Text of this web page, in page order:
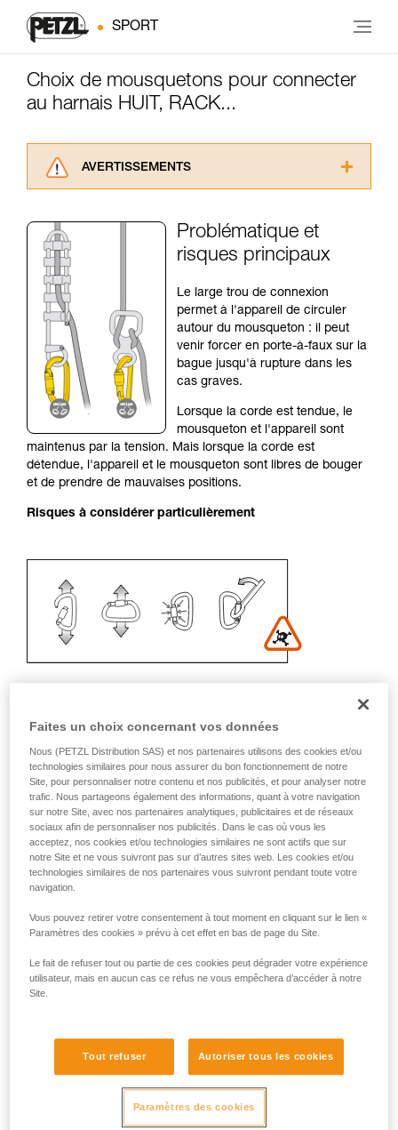
SPORT
Choix de mousquetons pour connecter
au harnais HUIT, RACK...
AVERTISSEMENTS
consulter. Vous devez avoir compris les
informations de la notice technique pour
Maîtriser ces techniques nécessite une
formation et un entraînement spécifique. Validez
avec un professionnel votre capacité à refaire
la manipulation, seul, en toute sécurité, avant
de la reproduire en autonomie.
Nous donnons des exemples de techniques
liées à votre activité. Il peut en exister d’autres
que nous ne décrivons pas ici.
Problématique et
risques principaux
Le large trou de connexion
permet à l'appareil de circuler
autour du mousqueton : il peut
venir forcer en porte-à-faux sur la
bague jusqu'à rupture dans les
cas graves.
Lorsque la corde est tendue, le
mousqueton et l'appareil sont
maintenus par la tension. Mais lorsque la corde est
détendue, l'appareil et le mousqueton sont libres de bouger
et de prendre de mauvaises positions.
Risques à considérer particulièrement
Recommandation de mousqueton et
accessoires
- Utilisez un mousqueton en forme de D.
- Choisissez le type de verrouillage selon votre
préférence.
Faites un choix concernant vos données
Nous (PETZL Distribution SAS) et nos partenaires utilisons des cookies et/ou
technologies similaires pour nous assurer du bon fonctionnement de notre
Site, pour personnaliser notre contenu et nos publicités, et pour analyser notre
trafic. Nous partageons également des informations, quant à votre navigation
sur notre Site, avec nos partenaires analytiques, publicitaires et de réseaux
sociaux afin de personnaliser nos publicités. Dans le cas où vous les
acceptez, nos cookies et/ou technologies similaires ne sont actifs que sur
notre Site et ne vous suivront pas sur d’autres sites web. Les cookies et/ou
technologies similaires de nos partenaires vous suivront pendant toute votre
navigation.
Vous pouvez retirer votre consentement à tout moment en cliquant sur le lien «
Paramètres des cookies » prévu à cet effet en bas de page du Site.
Le fait de refuser tout ou partie de ces cookies peut dégrader votre expérience
utilisateur, mais en aucun cas ce refus ne vous empêchera d’accéder à notre
Site.
Tout refuser Autoriser tous les cookies
Paramètres des cookies